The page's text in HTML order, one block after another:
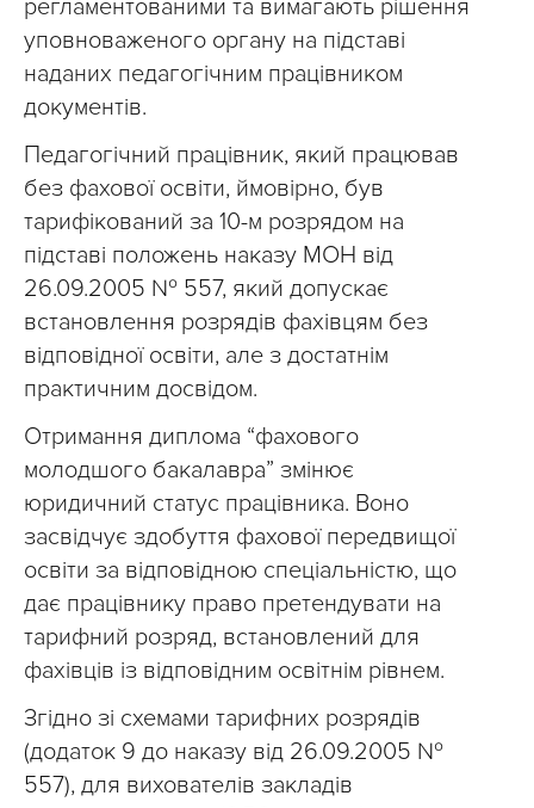
регламентованими та вимагають рішення
уповноваженого органу на підставі
наданих педагогічним працівником
документів.
Педагогічний працівник, який працював
без фахової освіти, ймовірно, був
тарифікований за 10-м розрядом на
підставі положень наказу МОН від
26.09.2005 № 557, який допускає
встановлення розрядів фахівцям без
відповідної освіти, але з достатнім
практичним досвідом.
Отримання диплома “фахового
молодшого бакалавра” змінює
юридичний статус працівника. Воно
засвідчує здобуття фахової передвищої
освіти за відповідною спеціальністю, що
дає працівнику право претендувати на
тарифний розряд, встановлений для
фахівців із відповідним освітнім рівнем.
Згідно зі схемами тарифних розрядів
(додаток 9 до наказу від 26.09.2005 №
557), для вихователів закладів